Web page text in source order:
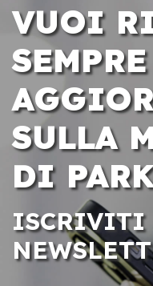
VUOI
SEMPRE
SULLA
DI
ISCRIVITI